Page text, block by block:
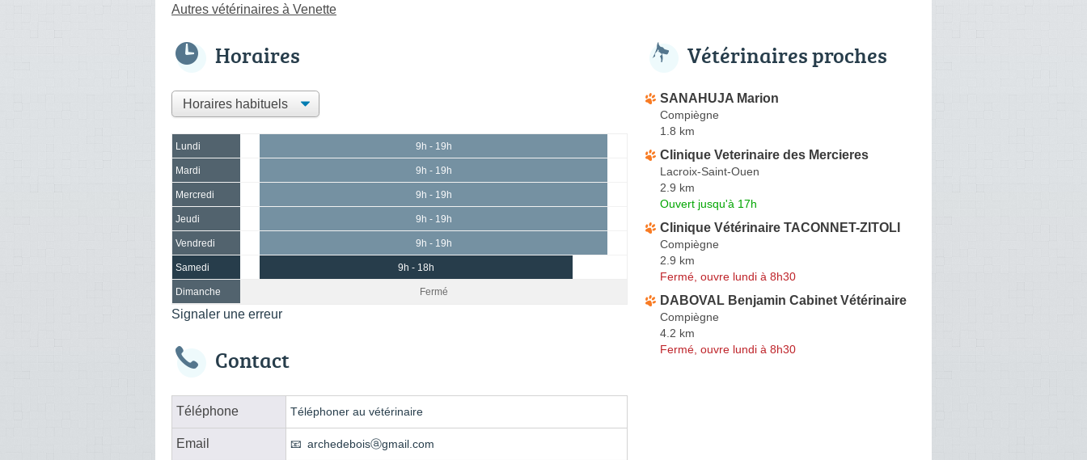
Autres vétérinaires à Venette
Horaires
Lundi 9h - 19h
Mardi 9h - 19h
Mercredi 9h - 19h
Jeudi 9h - 19h
Vendredi 9h - 19h
Samedi 9h - 18h
Dimanche Fermé
Signaler une erreur
Contact
Téléphone Téléphoner au vétérinaire
Email archedeboisⓐgmail.com
Vétérinaires proches
SANAHUJA Marion
Compiègne
1.8 km
Clinique Veterinaire des Mercieres
Lacroix-Saint-Ouen
2.9 km
Ouvert jusqu'à 17h
Clinique Vétérinaire TACONNET-ZITOLI
Compiègne
2.9 km
Fermé, ouvre lundi à 8h30
DABOVAL Benjamin Cabinet Vétérinaire
Compiègne
4.2 km
Fermé, ouvre lundi à 8h30